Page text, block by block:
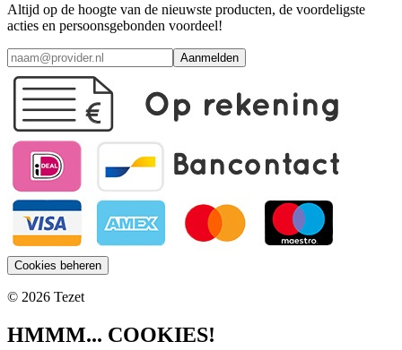
Altijd op de hoogte van de nieuwste producten, de voordeligste
acties en persoonsgebonden voordeel!
Aanmelden
Cookies beheren
© 2026 Tezet
HMMM... COOKIES!